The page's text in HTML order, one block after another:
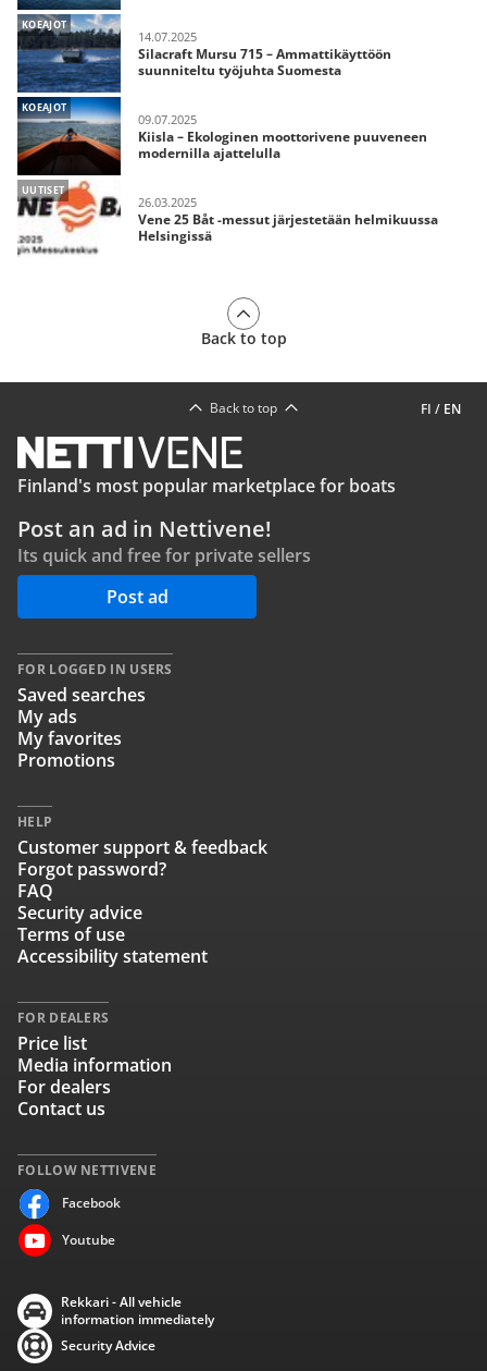
KOEAJOT
14.07.2025
Silacraft Mursu 715 – Ammattikäyttöön
suunniteltu työjuhta Suomesta
KOEAJOT
09.07.2025
Kiisla – Ekologinen moottorivene puuveneen
modernilla ajattelulla
UUTISET
26.03.2025
Vene 25 Båt -messut järjestetään helmikuussa
Helsingissä
Back to top
FI / EN
Back to top
Finland's most popular marketplace for boats
Post an ad in Nettivene!
Its quick and free for private sellers
Post ad
FOLLOW NETTIVENE
Facebook
Youtube
FOR LOGGED IN USERS
Saved searches
My ads
My favorites
Promotions
HELP
Customer support & feedback
Forgot password?
FAQ
Security advice
Terms of use
Accessibility statement
FOR DEALERS
Price list
Media information
For dealers
Contact us
Rekkari - All vehicle
information immediately
Security Advice